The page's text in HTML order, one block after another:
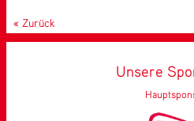
Zurück
Unsere